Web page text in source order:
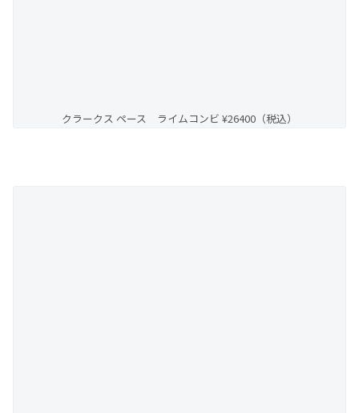
クラークス ペース ライムコンビ ¥26400（税込）